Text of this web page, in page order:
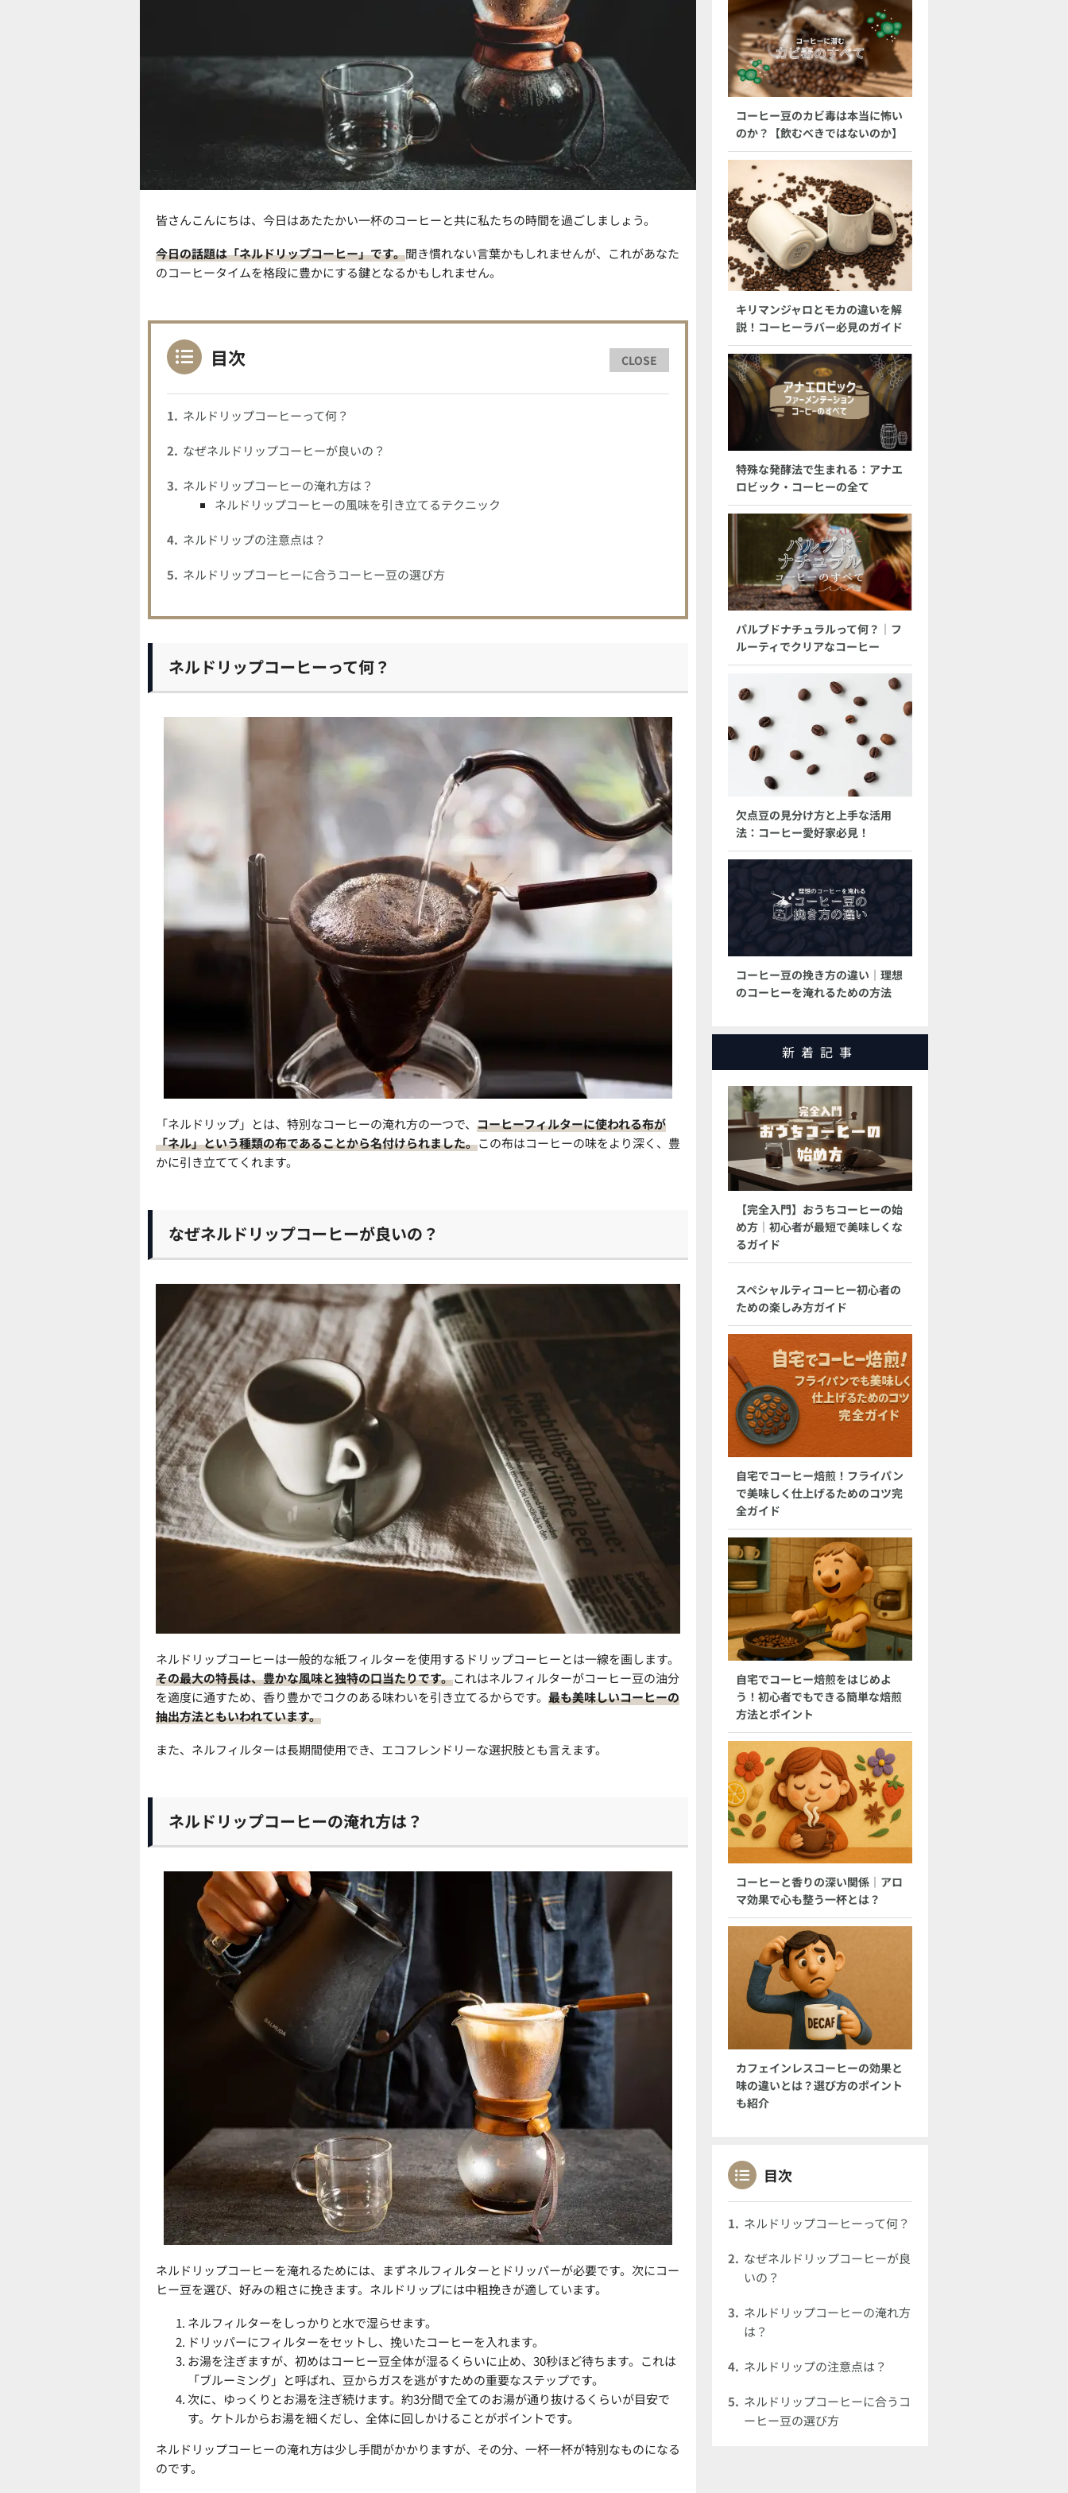
皆さんこんにちは、今日はあたたかい一杯のコーヒーと共に私たちの時間を過ごしましょう。
今日の話題は「ネルドリップコーヒー」です。聞き慣れない言葉かもしれませんが、これがあなた
のコーヒータイムを格段に豊かにする鍵となるかもしれません。
目次 CLOSE
ネルドリップコーヒーって何？
なぜネルドリップコーヒーが良いの？
ネルドリップコーヒーの淹れ方は？
ネルドリップコーヒーの風味を引き立てるテクニック
ネルドリップの注意点は？
ネルドリップコーヒーに合うコーヒー豆の選び方
ネルドリップコーヒーって何？
「ネルドリップ」とは、特別なコーヒーの淹れ方の一つで、 コーヒーフィルターに使われる布が
「ネル」という種類の布であることから名付けられました。この布はコーヒーの味をより深く、豊
かに引き立ててくれます。
なぜネルドリップコーヒーが良いの？
ネルドリップコーヒーは一般的な紙フィルターを使用するドリップコーヒーとは一線を画します。
その最大の特長は、豊かな風味と独特の口当たりです。これはネルフィルターがコーヒー豆の油分
を適度に通すため、香り豊かでコクのある味わいを引き立てるからです。 最も美味しいコーヒーの
抽出方法ともいわれています。
また、ネルフィルターは長期間使用でき、エコフレンドリーな選択肢とも言えます。
ネルドリップコーヒーの淹れ方は？
ネルドリップコーヒーを淹れるためには、まずネルフィルターとドリッパーが必要です。次にコー
ヒー豆を選び、好みの粗さに挽きます。ネルドリップには中粗挽きが適しています。
ネルフィルターをしっかりと水で湿らせます。
ドリッパーにフィルターをセットし、挽いたコーヒーを入れます。
お湯を注ぎますが、初めはコーヒー豆全体が湿るくらいに止め、30秒ほど待ちます。これは
「ブルーミング」と呼ばれ、豆からガスを逃がすための重要なステップです。
次に、ゆっくりとお湯を注ぎ続けます。約3分間で全てのお湯が通り抜けるくらいが目安で
す。ケトルからお湯を細くだし、全体に回しかけることがポイントです。
ネルドリップコーヒーの淹れ方は少し手間がかかりますが、その分、一杯一杯が特別なものになる
のです。
コーヒー豆のカビ毒は本当に怖い
のか？【飲むべきではないのか】
キリマンジャロとモカの違いを解
説！コーヒーラバー必見のガイド
特殊な発酵法で生まれる：アナエ
ロビック・コーヒーの全て
パルプドナチュラルって何？｜フ
ルーティでクリアなコーヒー
欠点豆の見分け方と上手な活用
法：コーヒー愛好家必見！
コーヒー豆の挽き方の違い｜理想
のコーヒーを淹れるための方法
新着記事
【完全入門】おうちコーヒーの始
め方｜初心者が最短で美味しくな
るガイド
スペシャルティコーヒー初心者の
ための楽しみ方ガイド
自宅でコーヒー焙煎！フライパン
で美味しく仕上げるためのコツ完
全ガイド
自宅でコーヒー焙煎をはじめよ
う！初心者でもできる簡単な焙煎
方法とポイント
コーヒーと香りの深い関係｜アロ
マ効果で心も整う一杯とは？
カフェインレスコーヒーの効果と
味の違いとは？選び方のポイント
も紹介
目次
ネルドリップコーヒーって何？
なぜネルドリップコーヒーが良
いの？
ネルドリップコーヒーの淹れ方
は？
ネルドリップの注意点は？
ネルドリップコーヒーに合うコ
ーヒー豆の選び方